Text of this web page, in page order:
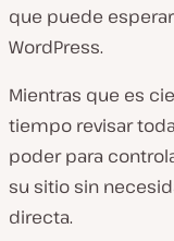
que puede
WordPress.
Mientras que es
tiempo revisar
poder para
su sitio sin
directa.